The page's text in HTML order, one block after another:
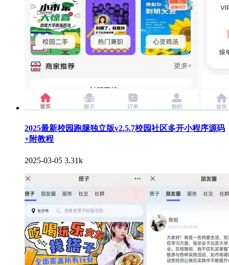
2025最新校园跑腿独立版v2.5.7校园社区多开小程序源码
+附教程
2025-03-05 3.31k